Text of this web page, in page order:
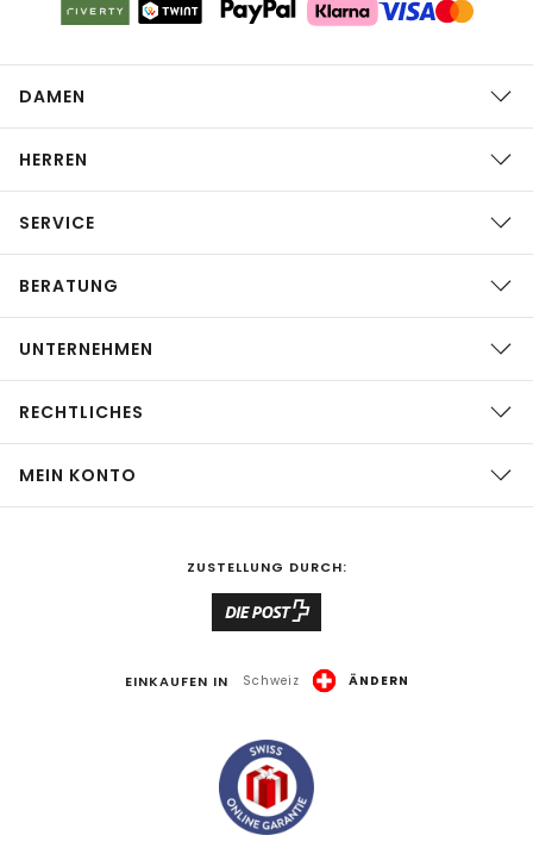
DAMEN
HERREN
SERVICE
BERATUNG
UNTERNEHMEN
RECHTLICHES
MEIN KONTO
ZUSTELLUNG DURCH:
EINKAUFEN IN Schweiz ÄNDERN